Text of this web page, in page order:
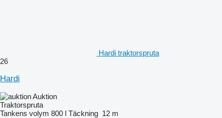
Hardi traktorspruta
26
Hardi
Auktion
Traktorspruta
Tankens volym 800 l Täckning 12 m